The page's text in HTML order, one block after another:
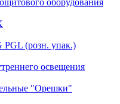
оборудования
(розн. упак.)
освещения
"Орешки"